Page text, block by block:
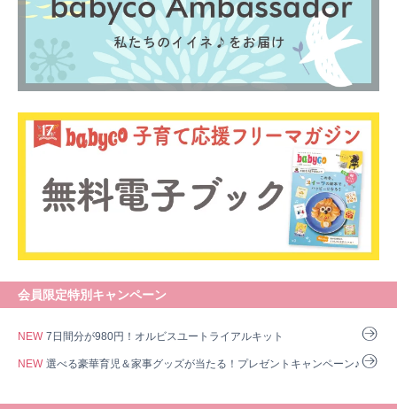
会員限定特別キャンペーン
NEW 7日間分が980円！オルビスユートライアルキット
NEW 選べる豪華育児＆家事グッズが当たる！プレゼントキャンペーン♪